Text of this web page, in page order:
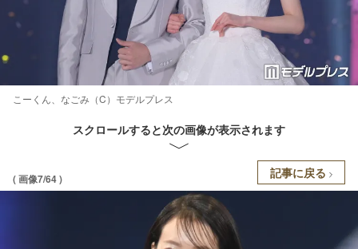
こーくん、なごみ（C）モデルプレス
スクロールすると次の画像が表示されます
( 画像7/64 ) 記事に戻る